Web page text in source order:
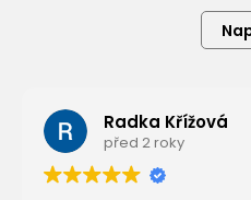
Radka Křížová
před 2 roky